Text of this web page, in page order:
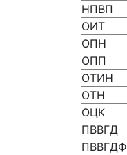
НПВП
ОИТ
ОПН
ОПП
ОТИН
ОТН
ОЦК
ПВВГД
ПВВГДФ